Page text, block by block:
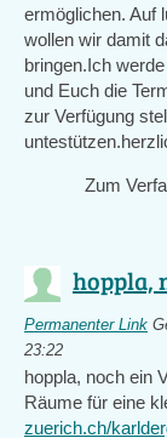
ermöglichen. Auf
wollen wir damit
bringen.Ich
und Euch die
zur Verfügung
Zum
hoppla,
Permanenter Link
23:22
hoppla, noch ein
Räume für eine
zuerich.ch/